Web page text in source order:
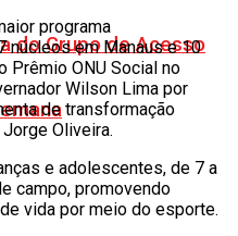
do Grupo de Acesso
programa
núcleos em Manaus e 10
Prêmio ONU Social no
Wilson Lima por
de transformação
Oliveira.
e adolescentes, de 7 a
campo, promovendo
vida por meio do esporte.